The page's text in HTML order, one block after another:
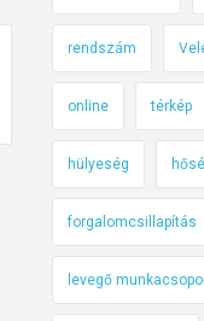
rendszám
online térkép
hülyeség
forgalomcsillapítás
levegő